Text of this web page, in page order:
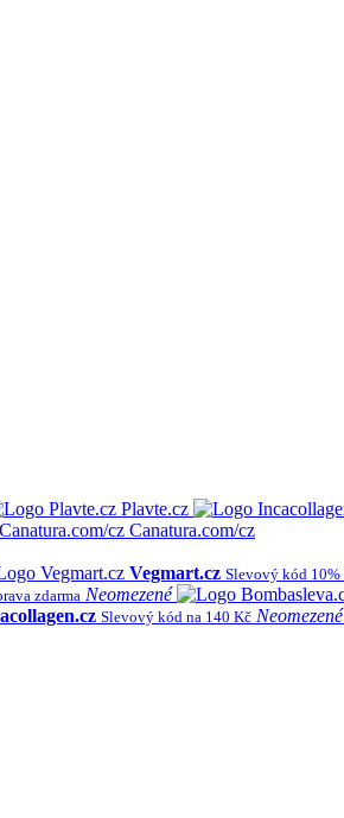
Plavte.cz
Canatura.com/cz
Vegmart.cz Slevový kód 10%
zdarma Neomezené
Slevový kód na 140 Kč Neomezené